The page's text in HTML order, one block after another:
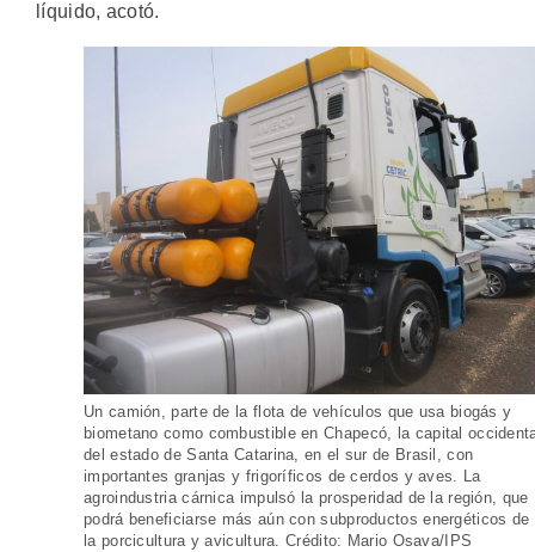
líquido, acotó.
Un camión, parte de la flota de vehículos que usa biogás y
biometano como combustible en Chapecó, la capital
del estado de Santa Catarina, en el sur de Brasil, con
importantes granjas y frigoríficos de cerdos y aves. La
agroindustria cárnica impulsó la prosperidad de la región, que
podrá beneficiarse más aún con subproductos energéticos de
la porcicultura y avicultura. Crédito: Mario Osava/IPS